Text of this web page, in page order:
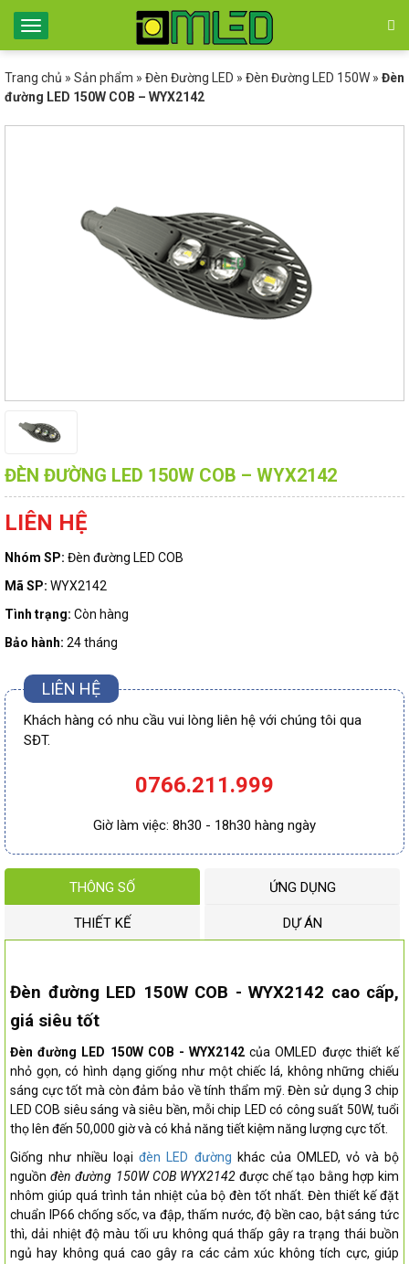
Trang chủ » Sản phẩm » Đèn Đường LED » Đèn Đường LED 150W » Đèn
đường LED 150W COB – WYX2142
ĐÈN ĐƯỜNG LED 150W COB – WYX2142
LIÊN HỆ
Nhóm SP: Đèn đường LED COB
Mã SP: WYX2142
Tình trạng: Còn hàng
Bảo hành: 24 tháng
LIÊN HỆ
Khách hàng có nhu cầu vui lòng liên hệ với chúng tôi qua
SĐT.
0766.211.999
Giờ làm việc: 8h30 - 18h30 hàng ngày
THÔNG SỐ ỨNG DỤNG
THIẾT KẾ DỰ ÁN
Đèn đường LED 150W COB - WYX2142 cao cấp,
giá siêu tốt
Đèn đường LED 150W COB - WYX2142 của OMLED được thiết kế
nhỏ gọn, có hình dạng giống như một chiếc lá, không những chiếu
sáng cực tốt mà còn đảm bảo về tính thẩm mỹ. Đèn sử dụng 3 chip
LED COB siêu sáng và siêu bền, mỗi chip LED có công suất 50W, tuổi
thọ lên đến 50,000 giờ và có khả năng tiết kiệm năng lượng cực tốt.
Giống như nhiều loạiđèn LED đường khác của OMLED, vỏ và bộ
nguồnđèn đường 150W COB WYX2142được chế tạo bằng hợp kim
nhôm giúp quá trình tản nhiệt của bộ đèn tốt nhất. Đèn thiết kế đặt
chuẩn IP66 chống sốc, va đập, thấm nước, độ bền cao, bật sáng tức
thì, dải nhiệt độ màu tối ưu không quá thấp gây ra trạng thái buồn
ngủ hay không quá cao gây ra các cảm xúc không tích cực, giúp